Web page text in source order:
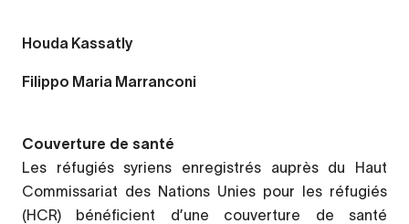
Houda Kassatly
Filippo Maria Marranconi
Couverture de santé
Les réfugiés syriens enregistrés auprès du Haut
Commissariat des Nations Unies pour les réfugiés
(HCR) bénéficient d’une couverture de santé